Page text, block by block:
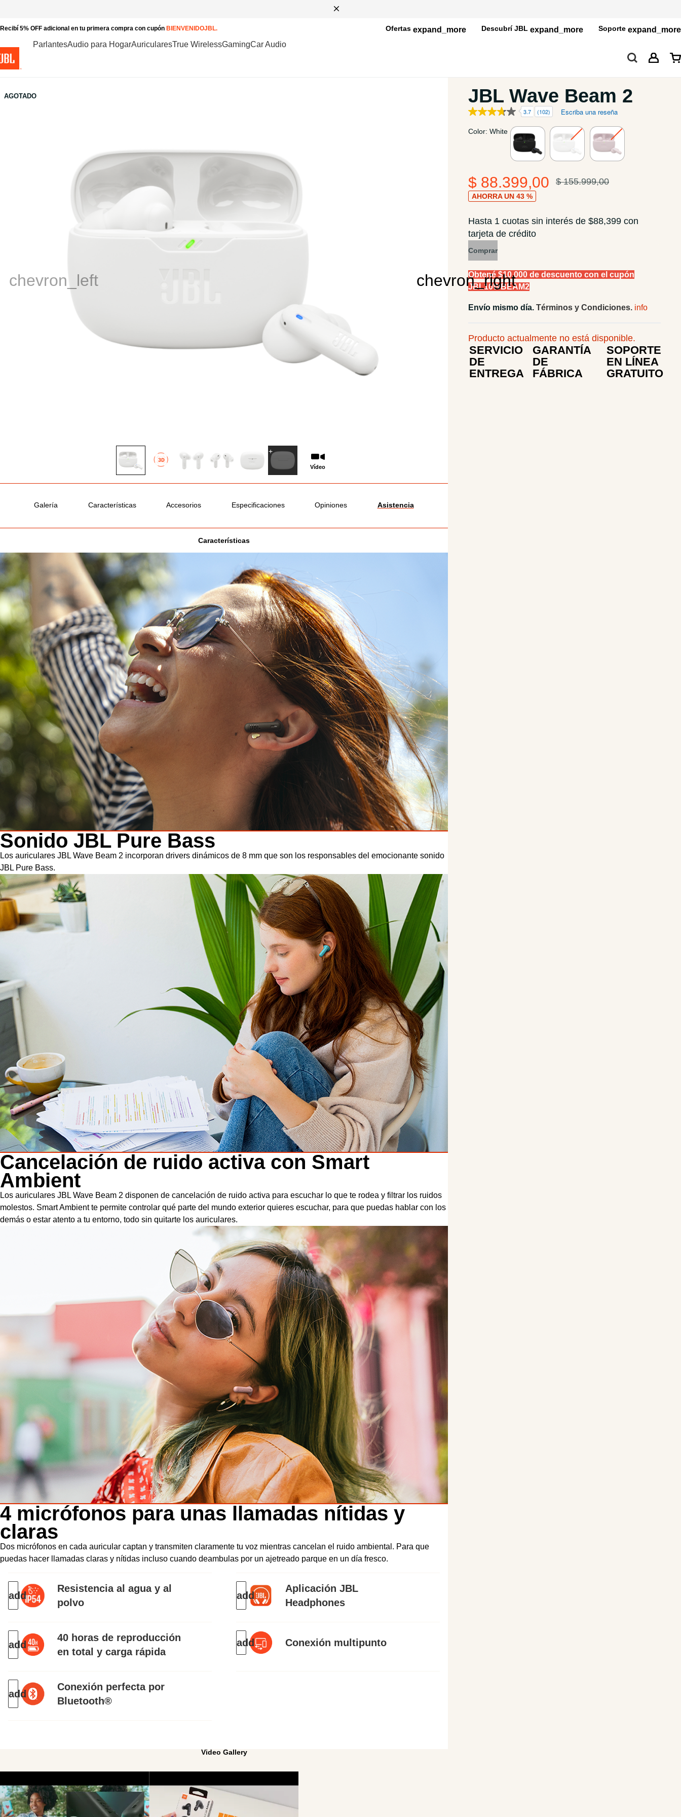
Recibí 5% OFF adicional en tu primera compra con cupón BIENVENIDOJBL. Ofertas Descubrí JBL Soporte
ParlantesAudio para HogarAuricularesTrue WirelessGamingCar Audio
JBL Wave Beam 2
JBL Wave Beam 2
3.7 (102) Escriba una reseña
Color: White
$ 88.399,00 $ 155.999,00
AHORRA UN 43 %
Installments
Hasta 1 cuotas sin interés de $88,399 con
tarjeta de crédito
Comprar
Obtené $10.000 de descuento con el cupón
JBL10WBEAM2
Envío mismo día. Términos y Condiciones.
Producto actualmente no está disponible.
SERVICIO
DE
ENTREGA
GARANTÍA
DE
FÁBRICA
SOPORTE
EN LÍNEA
GRATUITO
AGOTADO
Vídeo
Galería Características Accesorios Especificaciones Opiniones Asistencia
Características
Sonido JBL Pure Bass
Los auriculares JBL Wave Beam 2 incorporan drivers dinámicos de 8 mm que son los responsables del emocionante sonido
JBL Pure Bass.
Cancelación de ruido activa con Smart
Ambient
Los auriculares JBL Wave Beam 2 disponen de cancelación de ruido activa para escuchar lo que te rodea y filtrar los ruidos
molestos. Smart Ambient te permite controlar qué parte del mundo exterior quieres escuchar, para que puedas hablar con los
demás o estar atento a tu entorno, todo sin quitarte los auriculares.
4 micrófonos para unas llamadas nítidas y
claras
Dos micrófonos en cada auricular captan y transmiten claramente tu voz mientras cancelan el ruido ambiental. Para que
puedas hacer llamadas claras y nítidas incluso cuando deambulas por un ajetreado parque en un día fresco.
Resistencia al agua y al
polvo
Aplicación JBL
Headphones
40 horas de reproducción
en total y carga rápida
Conexión multipunto
Conexión perfecta por
Bluetooth®
Video Gallery